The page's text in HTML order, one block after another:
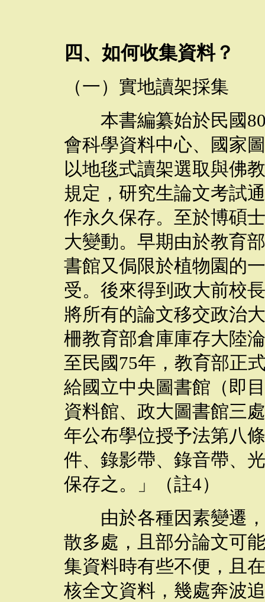
四、如何收集資料？
（一）實地讀架採集
本書編纂始於民國
會科學資料中心、國家
以地毯式讀架選取與佛
規定，研究生論文考試
作永久保存。至於博碩
大變動。早期由於教育
書館又侷限於植物園的
受。後來得到政大前校
將所有的論文移交政治
柵教育部倉庫庫存大陸
至民國 75年，教育部正
給國立中央圖書館（即
資料館、政大圖書館三
年公布學位授予法第八
件、錄影帶、錄音帶、
保存之。」（註4）
由於各種因素變遷，
散多處，且部分論文可
集資料時有些不便，且
核全文資料，幾處奔波